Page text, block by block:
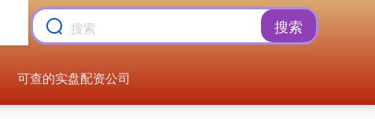
搜索
可查的实盘配资公司